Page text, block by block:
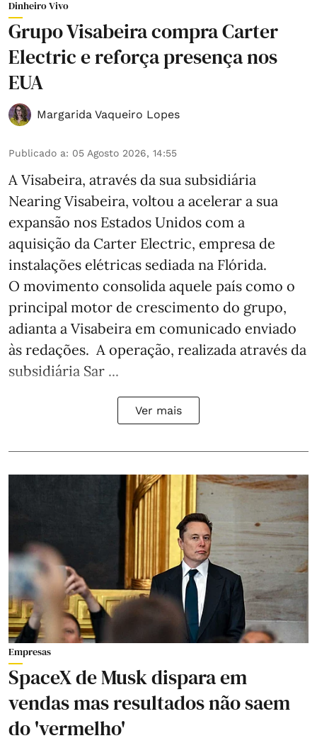
Dinheiro Vivo
Grupo Visabeira compra Carter
Electric e reforça presença nos
EUA
Margarida Vaqueiro Lopes
Publicado a: 05 Agosto 2026, 14:55
A Visabeira, através da sua subsidiária
Nearing Visabeira, voltou a acelerar a sua
expansão nos Estados Unidos com a
aquisição da Carter Electric, empresa de
instalações elétricas sediada na Flórida.
O movimento consolida aquele país como o
principal motor de crescimento do grupo,
adianta a Visabeira em comunicado enviado
às redações. A operação, realizada através da
subsidiária Sar ...
Ver mais
Empresas
SpaceX de Musk dispara em
vendas mas resultados não saem
do 'vermelho'